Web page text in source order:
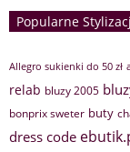
Popularne
Allegro sukienki do 50 zł
relab bluzy 2005
bonprix sweter buty
dress code